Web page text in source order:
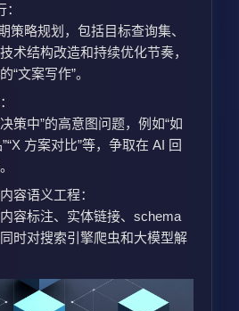
策略规划，包括目标查询集、
术结构改造和持续优化节奏，
“文案写作”。
策中”的高意图问题，例如“如
方案对比”等，争取在 AI 回
容语义工程：
容标注、实体链接、schema
时对搜索引擎爬虫和大模型解